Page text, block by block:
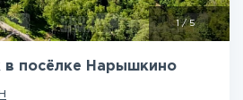
1 /5
в посёлке Нарышкино